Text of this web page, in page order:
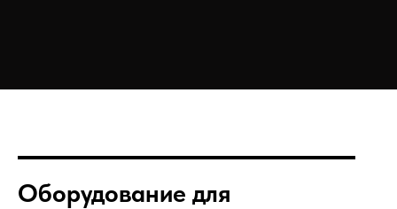
Оборудование для